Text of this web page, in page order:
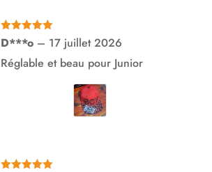
Note5sur
5
D***o – 17 juillet 2026
Réglable et beau pour Junior